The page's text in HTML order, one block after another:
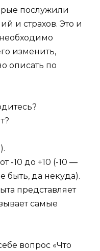
послужили
и страхов. Это и
изменить,
описать по
-10 до +10 (-10 —
быть, да некуда).
представляет
самые
вопрос «Что